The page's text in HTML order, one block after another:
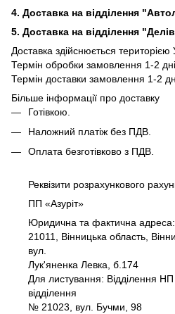
4. Доставка на відділення
5. Доставка на відділення
Доставка здійснюється територією
Термін обробки замовлення 1-2 дні.
Термін доставки замовлення 1-2
Більше інформації про доставку
Готівкою.
Наложний платіж без ПДВ.
Оплата безготівково з ПДВ.
Реквізити розрахункового
ПП «Азуріт»
Юридична та фактична адреса:
21011, Вінницька область,
вул.
Лук'яненка Левка, б.174
Для листування: Відділення
відділення
№ 21023, вул. Бучми, 98